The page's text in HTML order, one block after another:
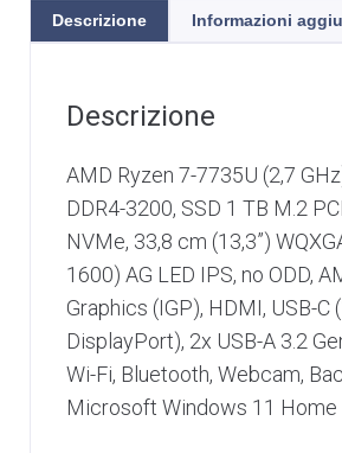
Descrizione Informazioni
Descrizione
AMD Ryzen 7-7735U (2,7
DDR4-3200, SSD 1 TB M.2
NVMe, 33,8 cm (13,3”)
1600) AG LED IPS, no ODD,
Graphics (IGP), HDMI, USB-C
DisplayPort), 2x USB-A 3.2
Wi-Fi, Bluetooth, Webcam,
Microsoft Windows 11 Home